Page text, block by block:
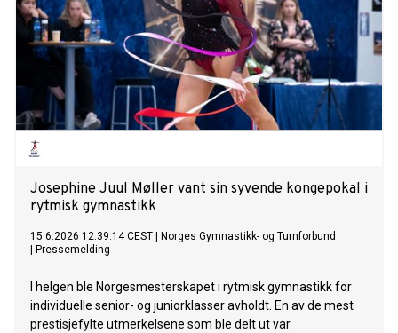
Josephine Juul Møller vant sin syvende kongepokal i
rytmisk gymnastikk
15.6.2026 12:39:14 CEST
Norges Gymnastikk- og Turnforbund
Pressemelding
I helgen ble Norgesmesterskapet i rytmisk gymnastikk for
individuelle senior- og juniorklasser avholdt. En av de mest
prestisjefylte utmerkelsene som ble delt ut var